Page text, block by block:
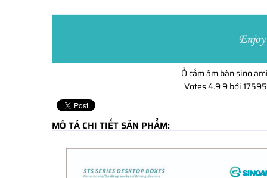
Ổ cắm âm bàn sino
Votes4.99bởi
MÔ TẢ CHI TIẾT SẢN PHẨM: